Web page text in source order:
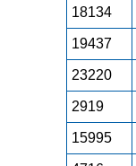
18134
19437
23220
2919
15995